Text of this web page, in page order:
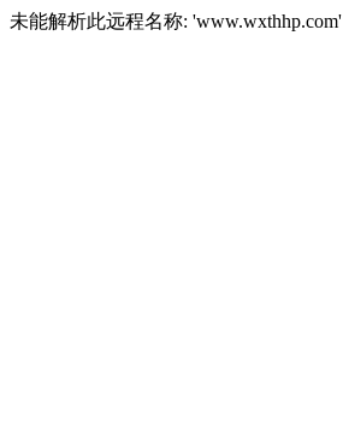
未能解析此远程名称: 'www.wxthhp.com'